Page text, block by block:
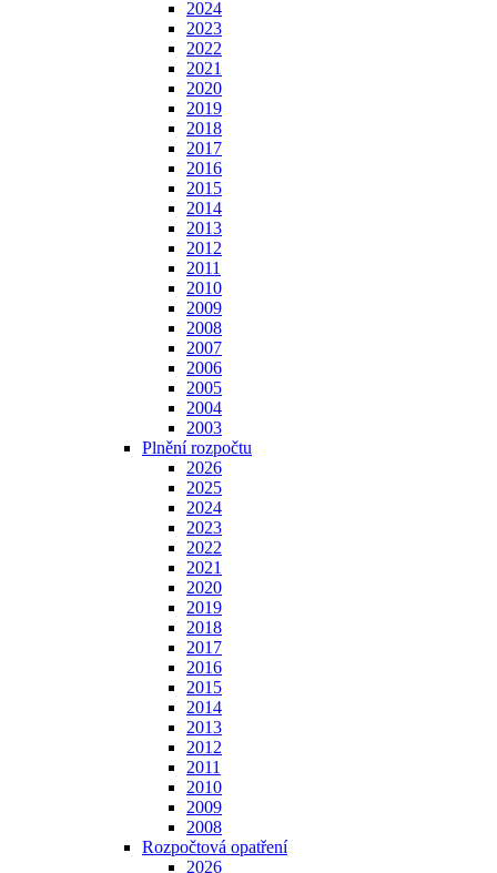
2024
2023
2022
2021
2020
2019
2018
2017
2016
2015
2014
2013
2012
2011
2010
2009
2008
2007
2006
2005
2004
2003
Plnění rozpočtu
2026
2025
2024
2023
2022
2021
2020
2019
2018
2017
2016
2015
2014
2013
2012
2011
2010
2009
2008
Rozpočtová opatření
2026